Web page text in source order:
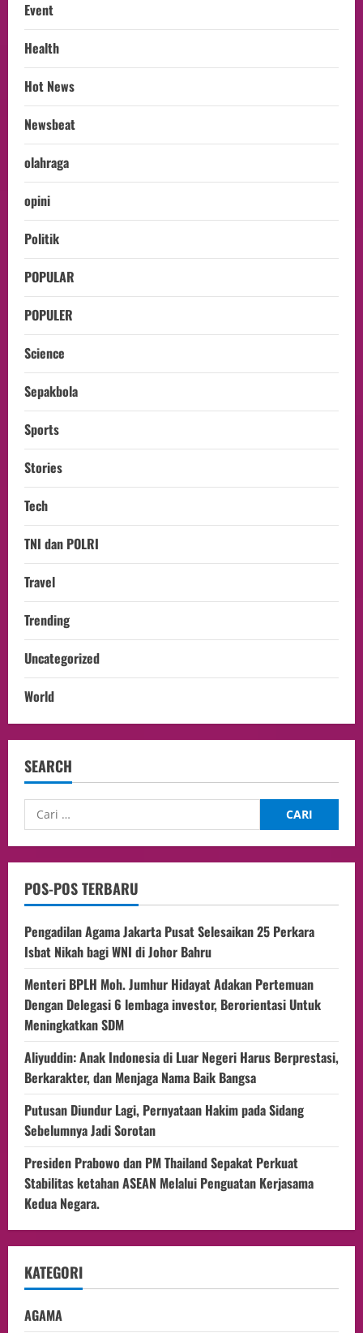
Event
Health
Hot News
Newsbeat
olahraga
opini
Politik
POPULAR
POPULER
Science
Sepakbola
Sports
Stories
Tech
TNI dan POLRI
Travel
Trending
Uncategorized
World
SEARCH
POS-POS TERBARU
Pengadilan Agama Jakarta Pusat Selesaikan 25 Perkara
Isbat Nikah bagi WNI di Johor Bahru
Menteri BPLH Moh. Jumhur Hidayat Adakan Pertemuan
Dengan Delegasi 6 lembaga investor, Berorientasi Untuk
Meningkatkan SDM
Aliyuddin: Anak Indonesia di Luar Negeri Harus Berprestasi,
Berkarakter, dan Menjaga Nama Baik Bangsa
Putusan Diundur Lagi, Pernyataan Hakim pada Sidang
Sebelumnya Jadi Sorotan
Presiden Prabowo dan PM Thailand Sepakat Perkuat
Stabilitas ketahan ASEAN Melalui Penguatan Kerjasama
Kedua Negara.
KATEGORI
AGAMA